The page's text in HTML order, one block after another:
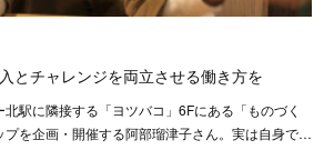
とチャレンジを両立させる働き方を
駅に隣接する「ヨツバコ」6Fにある「ものづく
プを企画・開催する阿部瑠津子さん。実は自身で…